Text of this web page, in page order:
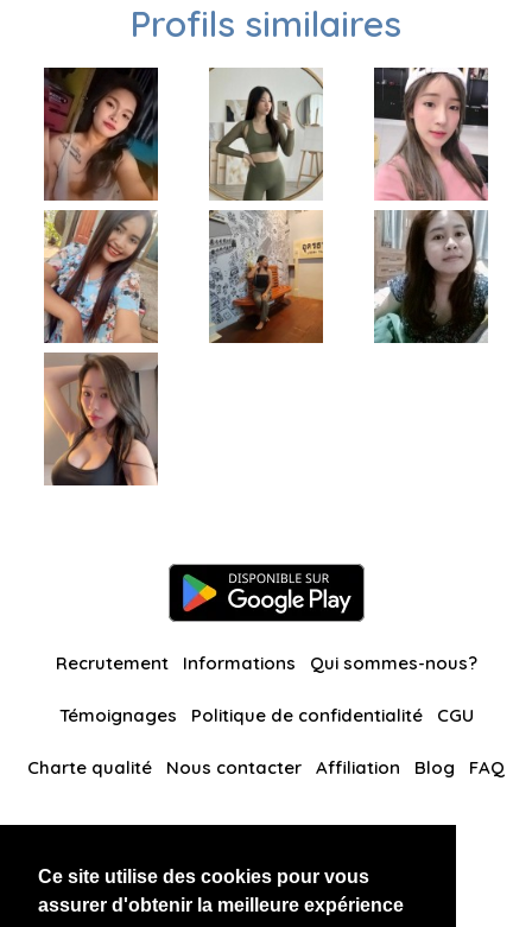
Ce site utilise des cookies pour vous
assurer d'obtenir la meilleure expérience
Profils similaires
Recrutement Informations Qui sommes-nous?
Témoignages Politique de confidentialité CGU
Charte qualité Nous contacter Affiliation Blog FAQ
BlackAndBeauties RussianKisses